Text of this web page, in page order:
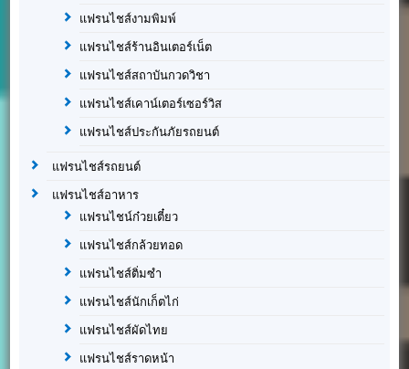
แฟรนไชส์งามพิมพ์
แฟรนไชส์ร้านอินเตอร์เน็ต
แฟรนไชส์สถาบันกวดวิชา
แฟรนไชส์เคาน์เตอร์เซอร์วิส
แฟรนไชส์ประกันภัยรถยนต์
แฟรนไชส์รถยนต์
แฟรนไชส์อาหาร
แฟรนไชน์ก๋วยเตี๋ยว
แฟรนไชส์กล้วยทอด
แฟรนไชส์ติ่มซำ
แฟรนไชส์นักเก็ตไก่
แฟรนไชส์ผัดไทย
แฟรนไชส์ราดหน้า